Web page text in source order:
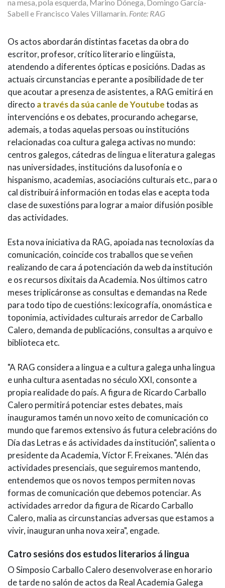
na mesa, pola esquerda, Marino Dónega, Domingo García-
Sabell e Francisco Vales Villamarín. Fonte: RAG
Os actos abordarán distintas facetas da obra do
escritor, profesor, crítico literario e lingüista,
atendendo a diferentes ópticas e posicións. Dadas as
actuais circunstancias e perante a posibilidade de ter
que acoutar a presenza de asistentes, a RAG emitirá en
directo a través da súa canle de Youtubetodas as
intervencións e os debates, procurando achegarse,
ademais, a todas aquelas persoas ou institucións
relacionadas coa cultura galega activas no mundo:
centros galegos, cátedras de lingua e literatura galegas
nas universidades, institucións da lusofonía e o
hispanismo, academias, asociacións culturais etc., para o
cal distribuirá información en todas elas e acepta toda
clase de suxestións para lograr a maior difusión posible
das actividades.
Esta nova iniciativa da RAG, apoiada nas tecnoloxías da
comunicación, coincide cos traballos que se veñen
realizando de cara á potenciación da web da institución
e os recursos dixitais da Academia. Nos últimos catro
meses triplicáronse as consultas e demandas na Rede
para todo tipo de cuestións: lexicografía, onomástica e
toponimia, actividades culturais arredor de Carballo
Calero, demanda de publicacións, consultas a arquivo e
biblioteca etc.
"A RAG considera a lingua e a cultura galega unha lingua
e unha cultura asentadas no século XXI, consonte a
propia realidade do país. A figura de Ricardo Carballo
Calero permitirá potenciar estes debates, mais
inauguramos tamén un novo xeito de comunicación co
mundo que faremos extensivo ás futura celebracións do
Día das Letras e ás actividades da institución", salienta o
presidente da Academia, Víctor F. Freixanes. "Alén das
actividades presenciais, que seguiremos mantendo,
entendemos que os novos tempos permiten novas
formas de comunicación que debemos potenciar. As
actividades arredor da figura de Ricardo Carballo
Calero, malia as circunstancias adversas que estamos a
vivir, inauguran unha nova xeira", engade.
Catro sesións dos estudos literarios á lingua
O Simposio Carballo Calero desenvolverase en horario
de tarde no salón de actos da Real Academia Galega